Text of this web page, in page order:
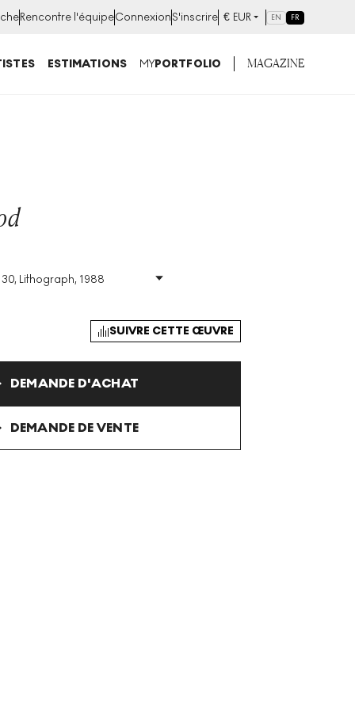
Rencontre l'équipeConnexionS'inscrire € EUR EN FR
ESTIMATIONS MYPORTFOLIO MAGAZINE
Lithograph, 1988
Taille: H 75cm X W
Signed PrintSUIVRE CETTE ŒUVRE
DEMANDE D'ACHAT
DEMANDE DE VENTE